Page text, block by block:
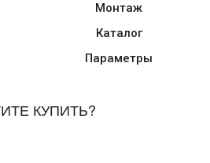
Монтаж
Каталог
Параметры
КУПИТЬ?